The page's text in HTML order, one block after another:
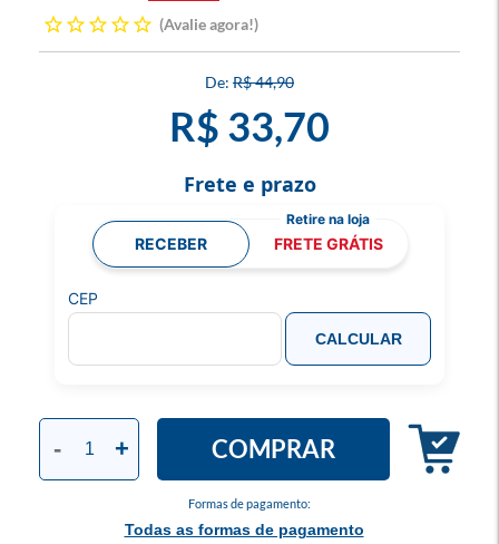
Avalie agora!
R$ 44,90
R$ 33,70
Formas de pagamento:
Todas as formas de pagamento
- + COMPRAR
Frete e prazo
RECEBER FRETE GRÁTIS
CEP
CALCULAR